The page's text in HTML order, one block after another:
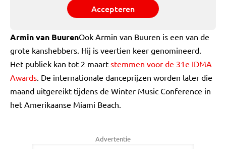
Accepteren
Armin van BuurenOok Armin van Buuren is een van de
grote kanshebbers. Hij is veertien keer genomineerd.
Het publiek kan tot 2 maart stemmen voor de 31e IDMA
Awards. De internationale danceprijzen worden later die
maand uitgereikt tijdens de Winter Music Conference in
het Amerikaanse Miami Beach.
Advertentie